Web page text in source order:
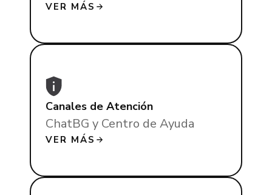
VER MÁS
Canales de Atención
ChatBG y Centro de Ayuda
VER MÁS